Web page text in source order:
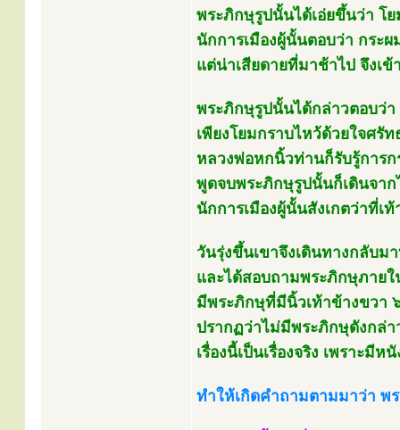
พระภิกษุรูปนั้นได้เอ่ยขึ้นว่า โ
นักการเมืองผู้นั้นตอบว่า กระ
แต่น่าเสียดายที่มาช้าไป จึงเ
พระภิกษุรูปนั้นได้กล่าวตอบว่
เพียงโยมกราบไหว้ด้วยใจศรัท
หลวงพ่อหกนิ้วท่านก็รับรู้การก
พูดจบพระภิกษุรูปนั้นก็เดินจาก
นักการเมืองผู้นั้นสังเกตว่าที่เ
วันรุ่งขึ้นเขาจึงเดินทางกลับ
และได้สอบถามพระภิกษุภายใ
มีพระภิกษุที่มีนิ้วเท้าข้างขวา
ปรากฏว่าไม่มีพระภิกษุดังกล่
เรื่องนี้เป็นเรื่องจริง เพราะมี
ทำให้เกิดคำถามตามมาว่า พ